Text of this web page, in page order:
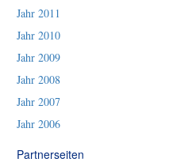
Jahr 2011
Jahr 2010
Jahr 2009
Jahr 2008
Jahr 2007
Jahr 2006
Partnerseiten